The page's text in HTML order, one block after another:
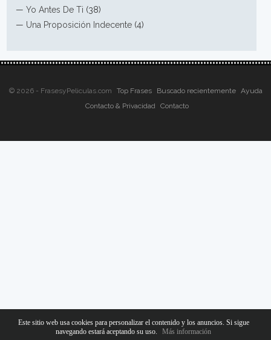
—Yo Antes De Ti (38)
— Una Proposición Indecente (4)
© 2026 - FrasesyPeliculas.com Top Frases Buscado recientemente
Ayuda
Contacto & Privacidad
Contacto
Este sitio web usa cookies para personalizar el contenido y los anuncios. Si sigue
navegando estará aceptando su uso.
Más información